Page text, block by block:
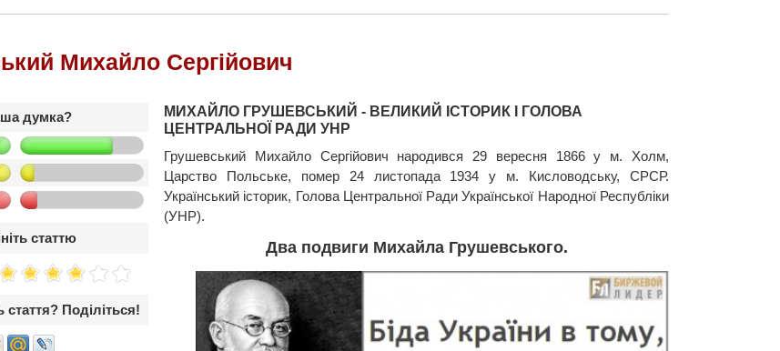
Михайло Сергійович
думка?
статтю
Поділіться!
МИХАЙЛО ГРУШЕВСЬКИЙ - ВЕЛИКИЙ ІСТОРИК І ГОЛОВА
ЦЕНТРАЛЬНОЇ РАДИ УНР
Грушевський Михайло Сергійович народився 29 вересня 1866 у м. Холм,
Царство Польське, помер 24 листопада 1934 у м. Кисловодську, СРСР.
Український історик, Голова Центральної Ради Української Народної Республіки
(УНР).
Два подвиги Михайла Грушевського.